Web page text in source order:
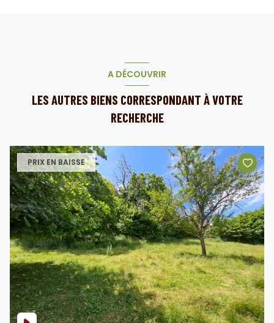
A DÉCOUVRIR
LES AUTRES BIENS CORRESPONDANT À VOTRE
RECHERCHE
PRIX EN BAISSE